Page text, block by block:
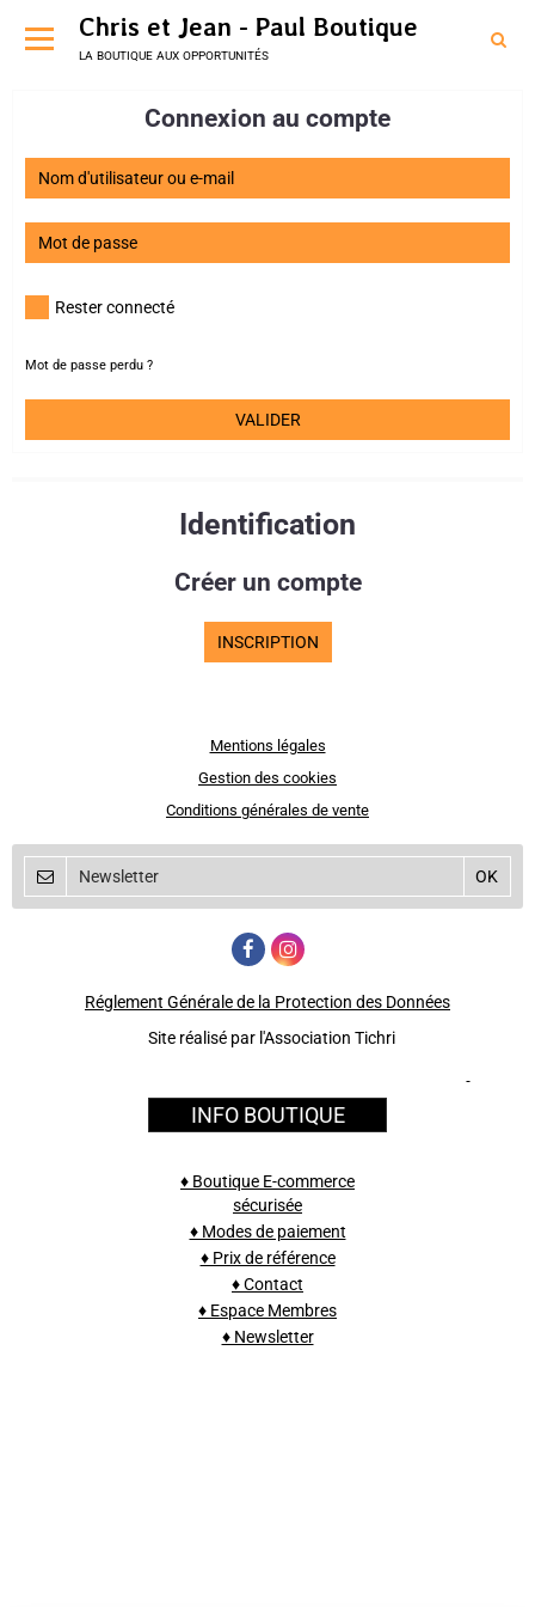
Chris et Jean - Paul Boutique
la boutique aux opportunités
Identification
Créer un compte
INSCRIPTION
Connexion au compte
Rester connecté
Mot de passe perdu ?
VALIDER
Mentions légales
Gestion des cookies
Conditions générales de vente
Réglement Générale de la Protection des Données
Site réalisé par l'Association Tichri
INFO BOUTIQUE
♦ Boutique E-commerce
sécurisée
♦ Modes de paiement
♦ Prix de référence
♦ Contact
♦ Espace Membres
♦ Newsletter